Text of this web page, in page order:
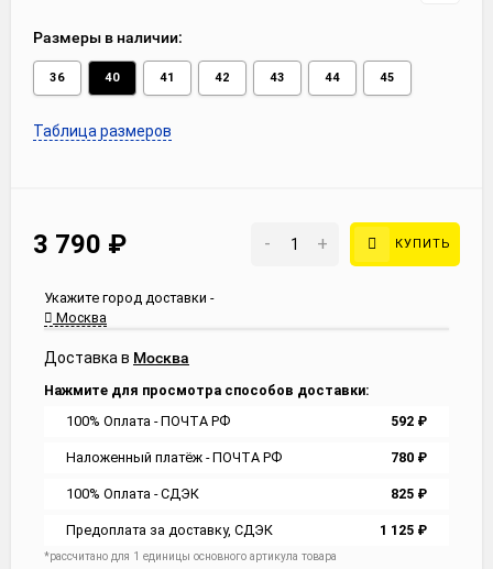
Размеры в наличии:
36 40 41 42 43 44 45
Таблица размеров
3 790 ₽ - + КУПИТЬ
Укажите город доставки -
Москва
Доставка в Москва
Нажмите для просмотра способов доставки:
100% Оплата - ПОЧТА РФ
592 ₽
Наложенный платёж - ПОЧТА РФ 780 ₽
100% Оплата - СДЭК 825 ₽
Предоплата за доставку, СДЭК 1 125 ₽
*рассчитано для 1 единицы основного артикула товара